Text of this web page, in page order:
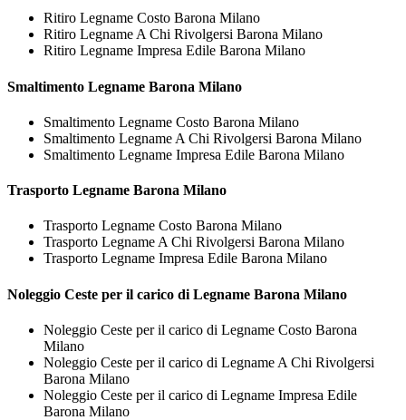
Ritiro Legname Costo Barona Milano
Ritiro Legname A Chi Rivolgersi Barona Milano
Ritiro Legname Impresa Edile Barona Milano
Smaltimento Legname Barona Milano
Smaltimento Legname Costo Barona Milano
Smaltimento Legname A Chi Rivolgersi Barona Milano
Smaltimento Legname Impresa Edile Barona Milano
Trasporto Legname Barona Milano
Trasporto Legname Costo Barona Milano
Trasporto Legname A Chi Rivolgersi Barona Milano
Trasporto Legname Impresa Edile Barona Milano
Noleggio Ceste per il carico di Legname Barona Milano
Noleggio Ceste per il carico di Legname Costo Barona
Milano
Noleggio Ceste per il carico di Legname A Chi Rivolgersi
Barona Milano
Noleggio Ceste per il carico di Legname Impresa Edile
Barona Milano